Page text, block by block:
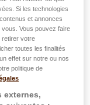
diversité de
en avant notre
chaque
choix. Notre
Si les technologies
et annonces
Vous pouvez faire
retirer votre
toutes les finalités
effet sur notre ou nos
politique de
externes,